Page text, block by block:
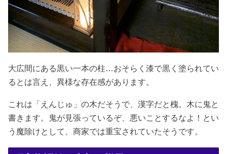
大広間にある黒い一本の柱…おそらく漆で黒く塗られてい
るとは言え、異様な存在感があります。
これは「えんじゅ」の木だそうで、漢字だと槐。木に鬼と
書きます。鬼が見張っているぞ、悪いことするなよ！とい
う魔除けとして、商家では重宝されていたそうです。